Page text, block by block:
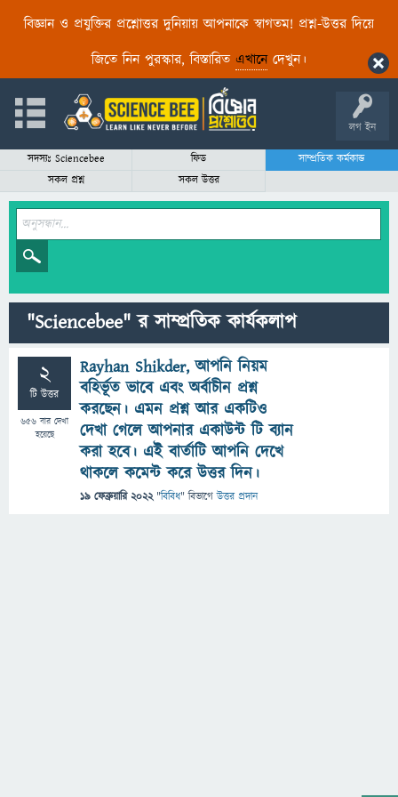
বিজ্ঞান ও প্রযুক্তির প্রশ্নোত্তর দুনিয়ায় আপনাকে স্বাগতম! প্রশ্ন-উত্তর দিয়ে
জিতে নিন পুরস্কার, বিস্তারিত এখানেদেখুন।
লগ ইন
সদস্যঃ Sciencebee ফিড
সাম্প্রতিক কর্মকান্ড
সকল প্রশ্ন
সকল উত্তর
"Sciencebee" র সাম্প্রতিক কার্যকলাপ
2
টি উত্তর
656 বার দেখা
হয়েছে
Rayhan Shikder, আপনি নিয়ম
বহির্ভূত ভাবে এবং অর্বাচীন প্রশ্ন
করছেন। এমন প্রশ্ন আর একটিও
দেখা গেলে আপনার একাউন্ট টি ব্যান
করা হবে। এই বার্তাটি আপনি দেখে
থাকলে কমেন্ট করে উত্তর দিন।
19 ফেব্রুয়ারি 2022 "বিবিধ" বিভাগে উত্তর প্রদান